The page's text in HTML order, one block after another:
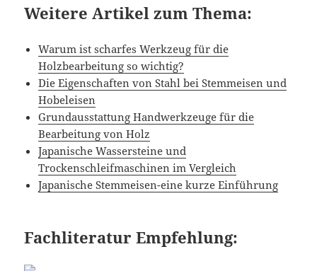
Weitere Artikel zum Thema:
Warum ist scharfes Werkzeug für die
Holzbearbeitung so wichtig?
Die Eigenschaften von Stahl bei Stemmeisen und
Hobeleisen
Grundausstattung Handwerkzeuge für die
Bearbeitung von Holz
Japanische Wassersteine und
Trockenschleifmaschinen im Vergleich
Japanische Stemmeisen-eine kurze Einführung
Fachliteratur Empfehlung: